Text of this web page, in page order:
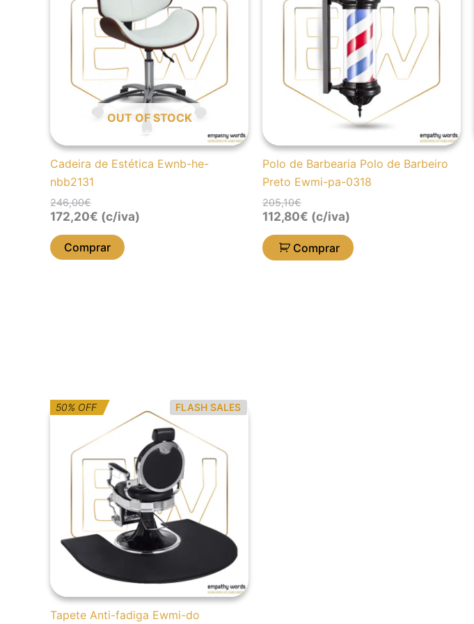
OUT OF STOCK
Cadeira de Estética Ewnb-he-
nbb2131
246,00€
246,00€.
172,20€.
172,20€ (c/iva)
Comprar
Polo de Barbearia Polo de Barbeiro
Preto Ewmi-pa-0318
205,10€
205,10€.
112,80€.
112,80€ (c/iva)
Comprar
FLASH SALES
50% OFF
Tapete Anti-fadiga Ewmi-do
O
preço
original
era:
208,67€.
O
preço
atual
é: